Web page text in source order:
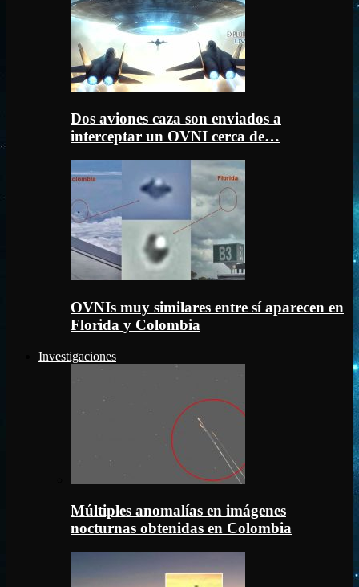
Dos aviones caza son enviados a
interceptar un OVNI cerca de…
OVNIs muy similares entre sí aparecen en
Florida y Colombia
Investigaciones
Múltiples anomalías en imágenes
nocturnas obtenidas en Colombia